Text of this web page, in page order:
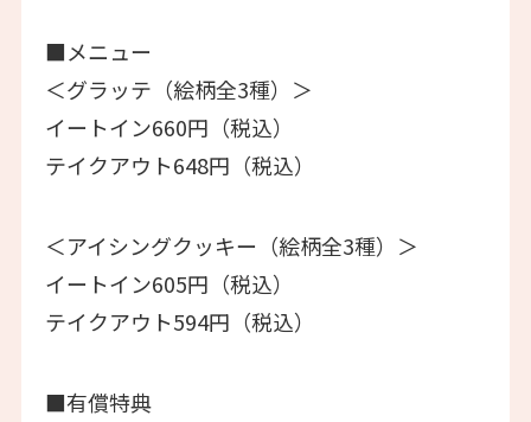
■メニュー
＜グラッテ（絵柄全3種）＞
イートイン660円（税込）
テイクアウト648円（税込）
＜アイシングクッキー（絵柄全3種）＞
イートイン605円（税込）
テイクアウト594円（税込）
■有償特典